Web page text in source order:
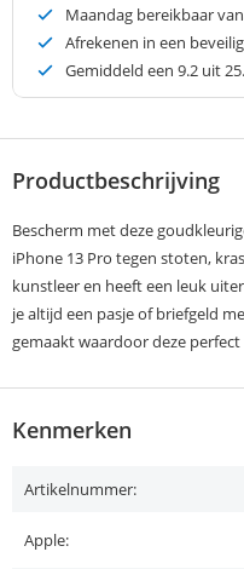
Maandag bereikbaar
Afrekenen in een
Gemiddeld een 9.2 uit
Productbeschrijving
Bescherm met deze
iPhone 13 Pro tegen stoten,
kunstleer en heeft een leuk
je altijd een pasje of briefgeld
gemaakt waardoor deze
Kenmerken
Artikelnummer:
Apple: